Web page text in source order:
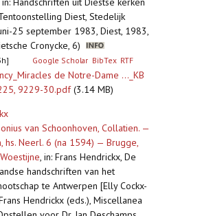
Diest, Stedelijk
25 september 1983, Diest, 1983,
Cronycke, 6)
Google Scholar BibTex RTF
de Notre-Dame ..._KB
9229-30.pdf(3.14 MB)
van Schoonhoven, Collatien. —
hs. Neerl. 6 (na 1594) — Brugge,
, in: Frans Hendrickx, De
handschriften van het
te Antwerpen [Elly Cockx-
Hendrickx (eds.), Miscellanea